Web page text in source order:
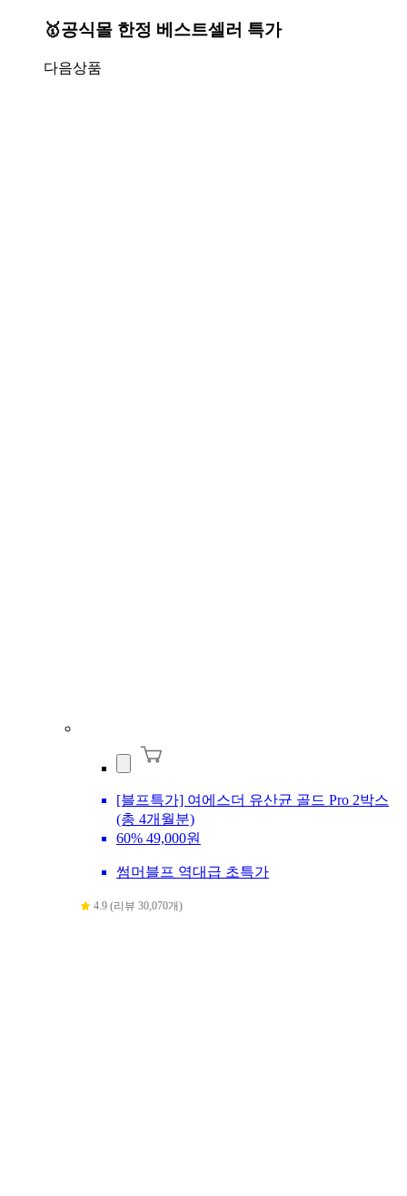
🥇공식몰 한정 베스트셀러 특가
다음상품
[블프특가] 여에스더 유산균 골드 Pro 2박스
(총 4개월분)
60% 49,000원
썸머블프 역대급 초특가
4.9 (리뷰 30,070개)